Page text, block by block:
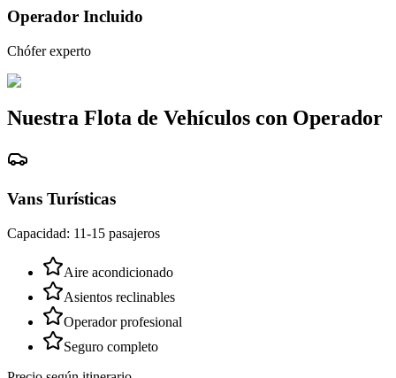
Operador Incluido
Chófer experto
Nuestra Flota de Vehículos con Operador
Vans Turísticas
Capacidad: 11-15 pasajeros
Aire acondicionado
Asientos reclinables
Operador profesional
Seguro completo